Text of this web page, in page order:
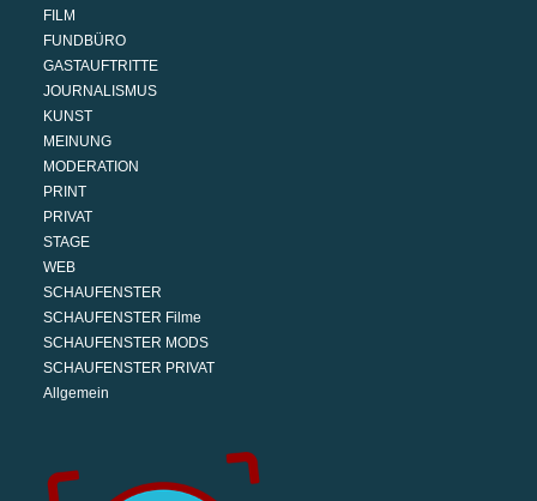
FILM
FUNDBÜRO
GASTAUFTRITTE
JOURNALISMUS
KUNST
MEINUNG
MODERATION
PRINT
PRIVAT
STAGE
WEB
SCHAUFENSTER
SCHAUFENSTER Filme
SCHAUFENSTER MODS
SCHAUFENSTER PRIVAT
Allgemein